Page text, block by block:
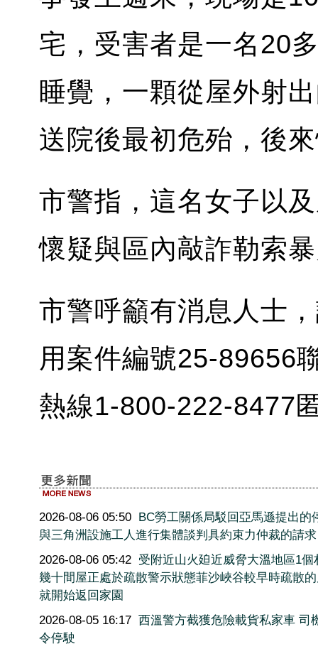
宅，受害者是一名20
睡覺，一顆從屋外射
送院後最初危殆，後
市警指，這名女子以
懷疑與區內敲詐勒索
市警呼籲有消息人士
用案件編號25-89656
熱線1-800-222-8477
2026-08-06 05:50 BC勞工關係局駁回亞馬遜提出的
與三角洲設施工人進行集體談判具約束力仲裁的請求
2026-08-06 05:42 受附近山火廹近威脅大溫地區1個
幾十間屋正處於疏散警示狀態菲沙峽谷較早時疏散
就開始返回家園
2026-08-05 16:17 西溫警方截獲危險載貨私家車 司
令停駛